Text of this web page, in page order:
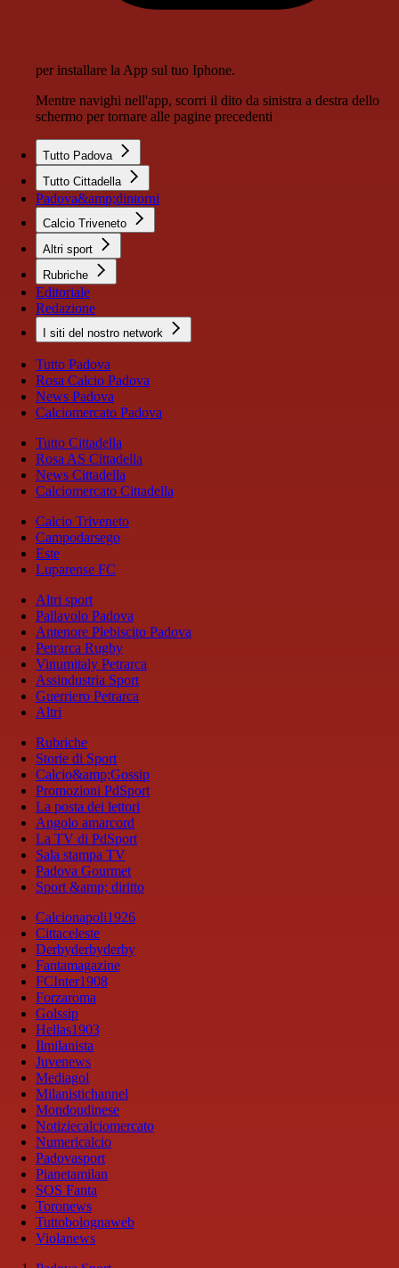
per installare la App sul tuo Iphone.
Mentre navighi nell'app, scorri il dito da sinistra a destra dello
schermo per tornare alle pagine precedenti
Tutto Padova
Tutto Cittadella
Padova&amp;dintorni
Calcio Triveneto
Altri sport
Rubriche
Editoriale
Redazione
I siti del nostro network
Tutto Padova
Rosa Calcio Padova
News Padova
Calciomercato Padova
Tutto Cittadella
Rosa AS Cittadella
News Cittadella
Calciomercato Cittadella
Calcio Triveneto
Campodarsego
Este
Luparense FC
Altri sport
Pallavolo Padova
Antenore Plebiscito Padova
Petrarca Rugby
Vinumitaly Petrarca
Assindustria Sport
Guerriero Petrarca
Altri
Rubriche
Storie di Sport
Calcio&amp;Gossip
Promozioni PdSport
La posta dei lettori
Angolo amarcord
La TV di PdSport
Sala stampa TV
Padova Gourmet
Sport &amp; diritto
Calcionapoli1926
Cittaceleste
Derbyderbyderby
Fantamagazine
FCInter1908
Forzaroma
Golssip
Hellas1903
Ilmilanista
Juvenews
Mediagol
Milanistichannel
Mondoudinese
Notiziecalciomercato
Numericalcio
Padovasport
Pianetamilan
SOS Fanta
Toronews
Tuttobolognaweb
Violanews